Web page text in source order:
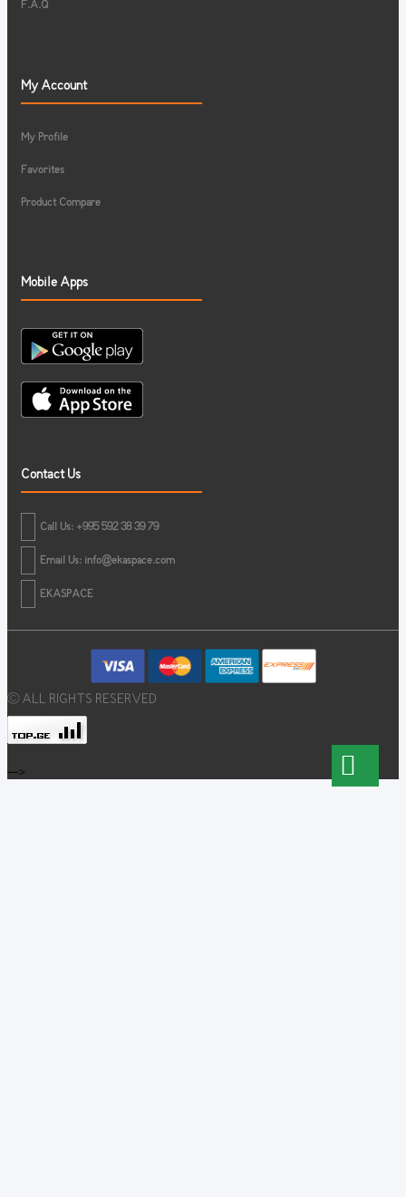
F.A.Q
My Account
My Profile
Favorites
Product Compare
Mobile Apps
Contact Us
Call Us: +995 592 38 39 79
Email Us: info@ekaspace.com
EKASPACE
© ALL RIGHTS RESERVED
-->